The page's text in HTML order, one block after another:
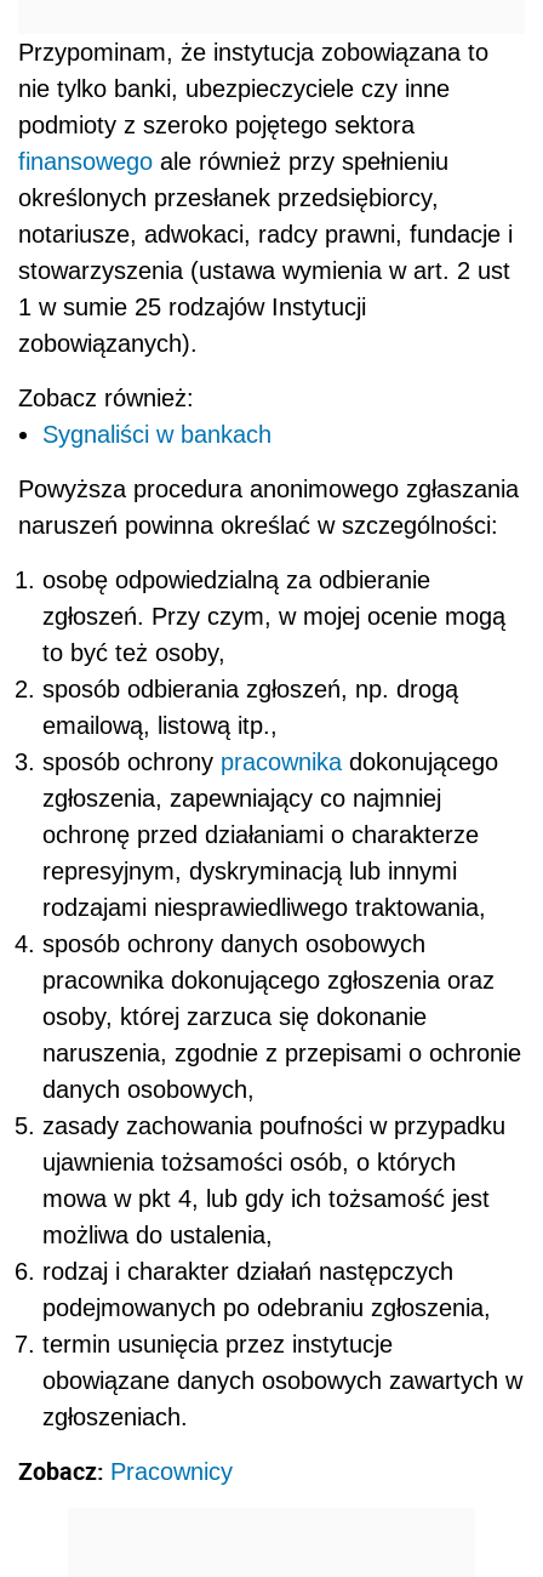
Przypominam, że instytucja zobowiązana to
nie tylko banki, ubezpieczyciele czy inne
podmioty z szeroko pojętego sektora
finansowego ale również przy spełnieniu
określonych przesłanek przedsiębiorcy,
notariusze, adwokaci, radcy prawni, fundacje i
stowarzyszenia (ustawa wymienia w art. 2 ust
1 w sumie 25 rodzajów Instytucji
zobowiązanych).
Zobacz również:
Sygnaliści w bankach
Powyższa procedura anonimowego zgłaszania
naruszeń powinna określać w szczególności:
osobę odpowiedzialną za odbieranie
zgłoszeń. Przy czym, w mojej ocenie mogą
to być też osoby,
sposób odbierania zgłoszeń, np. drogą
emailową, listową itp.,
sposób ochrony pracownika dokonującego
zgłoszenia, zapewniający co najmniej
ochronę przed działaniami o charakterze
represyjnym, dyskryminacją lub innymi
rodzajami niesprawiedliwego traktowania,
sposób ochrony danych osobowych
pracownika dokonującego zgłoszenia oraz
osoby, której zarzuca się dokonanie
naruszenia, zgodnie z przepisami o ochronie
danych osobowych,
zasady zachowania poufności w przypadku
ujawnienia tożsamości osób, o których
mowa w pkt 4, lub gdy ich tożsamość jest
możliwa do ustalenia,
rodzaj i charakter działań następczych
podejmowanych po odebraniu zgłoszenia,
termin usunięcia przez instytucje
obowiązane danych osobowych zawartych w
zgłoszeniach.
Zobacz: Pracownicy